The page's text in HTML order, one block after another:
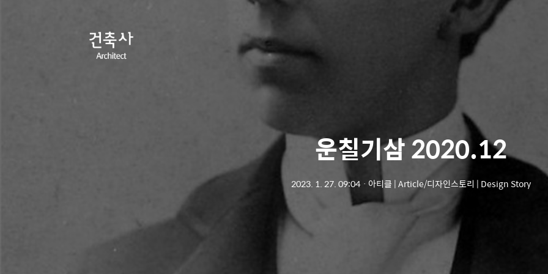
운칠기삼 2020.12
2023. 1. 27. 09:04ㆍ 아티클 | Article/디자인스토리 | Design Story